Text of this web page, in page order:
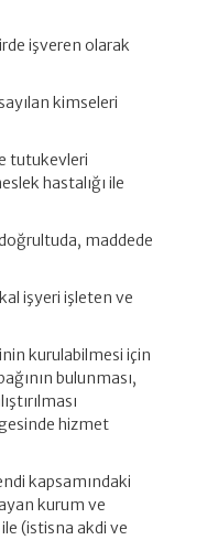
işveren olarak
kimseleri
tutukevleri
hastalığı ile
maddede
işyeri işleten ve
kurulabilmesi için
bulunması,
hizmet
kapsamındaki
kurum ve
(istisna akdi ve